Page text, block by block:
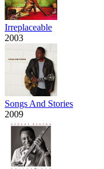
Irreplaceable
2003
Songs And Stories
2009